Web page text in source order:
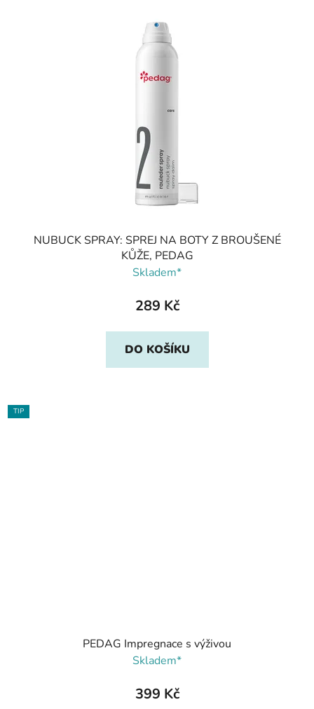
NUBUCK SPRAY: SPREJ NA BOTY Z BROUŠENÉ
KŮŽE, PEDAG
Skladem*
289 Kč
DO KOŠÍKU
TIP
PEDAG Impregnace s výživou
Skladem*
399 Kč